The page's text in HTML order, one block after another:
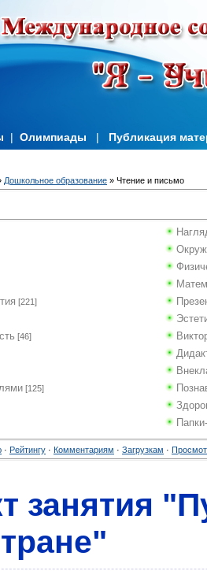
| Олимпиады | Публикация
Дошкольное образование » Чтение и письмо
[221]
[46]
[125]
· Рейтингу · Комментариям · Загрузкам ·
занятия